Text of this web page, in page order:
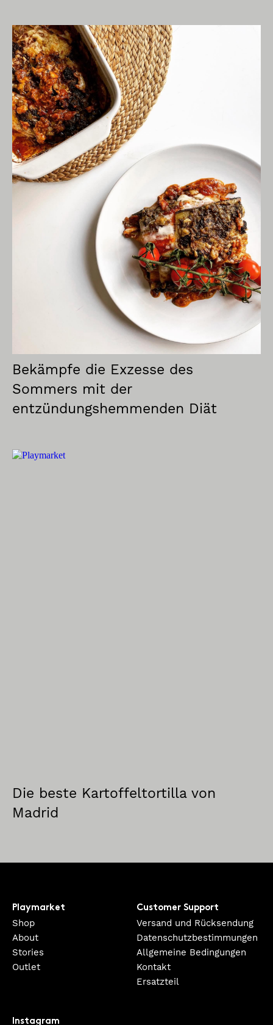
Bekämpfe die Exzesse des
Sommers mit der
entzündungshemmenden Diät
Die beste Kartoffeltortilla von
Madrid
Playmarket
Shop
About
Stories
Outlet
Customer Support
Versand und Rücksendung
Datenschutzbestimmungen
Allgemeine Bedingungen
Kontakt
Ersatzteil
Instagram